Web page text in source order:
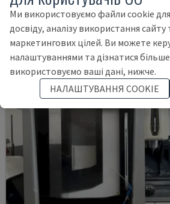
ІТАЛІЯ
Ми використовуємо файли cookie
досвіду, аналізу використання сайту
маркетингових цілей. Ви можете
налаштуваннями та дізнатися
використовуємо ваші дані, нижче.
НАЛАШТУВАННЯ COOKIE